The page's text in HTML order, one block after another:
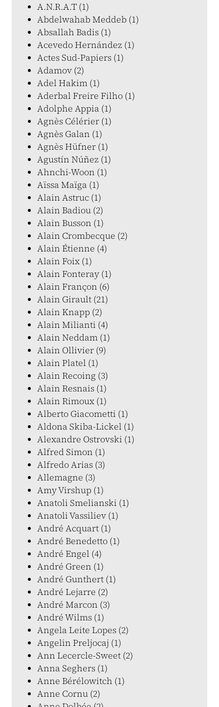
A.N.R.A.T (1)
Abdelwahab Meddeb (1)
Absallah Badis (1)
Acevedo Hernández (1)
Actes Sud-Papiers (1)
Adamov (2)
Adel Hakim (1)
Aderbal Freire Filho (1)
Adolphe Appia (1)
Agnès Célérier (1)
Agnès Galan (1)
Agnès Hüfner (1)
Agustín Núñez (1)
Ahnchi-Woon (1)
Aïssa Maïga (1)
Alain Astruc (1)
Alain Badiou (2)
Alain Busson (1)
Alain Crombecque (2)
Alain Étienne (4)
Alain Foix (1)
Alain Fonteray (1)
Alain Françon (6)
Alain Girault (21)
Alain Knapp (2)
Alain Milianti (4)
Alain Neddam (1)
Alain Ollivier (9)
Alain Platel (1)
Alain Recoing (3)
Alain Resnais (1)
Alain Rimoux (1)
Alberto Giacometti (1)
Aldona Skiba-Lickel (1)
Alexandre Ostrovski (1)
Alfred Simon (1)
Alfredo Arias (3)
Allemagne (3)
Amy Virshup (1)
Anatoli Smelianski (1)
Anatoli Vassiliev (1)
André Acquart (1)
André Benedetto (1)
André Engel (4)
André Green (1)
André Gunthert (1)
André Lejarre (2)
André Marcon (3)
André Wilms (1)
Angela Leite Lopes (2)
Angelin Preljocaj (1)
Ann Lecercle-Sweet (2)
Anna Seghers (1)
Anne Bérélowitch (1)
Anne Cornu (2)